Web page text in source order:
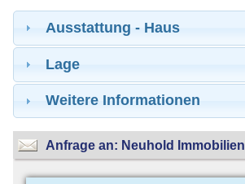
Ausstattung - Haus
Lage
Weitere Informationen
Anfrage an: Neuhold Immobilien